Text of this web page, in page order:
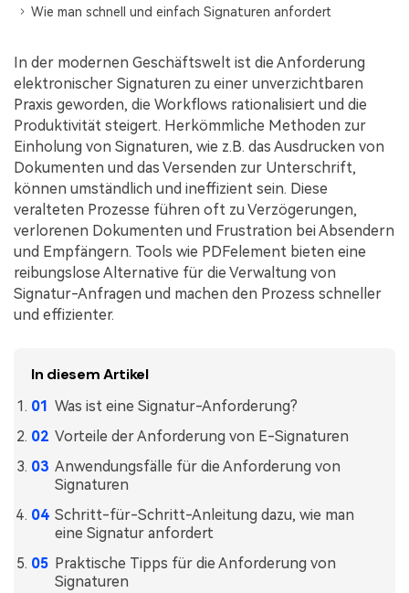
PDF OCR
PDF freigeben
eSign PDFs rechtmäßig
Branchen
Bildung
IT-Dienstleistung
Rechtliches
Gesundheitswesen
Freiberufler
Alle PDF-Funktionen
Kontakt zum Support
Benutzerhandbuch
PDFelement für Windows
PDFelement für Mac
PDFelement für iOS
PDFelement für Android
Mehr erfahren
Bewertungen
Sehen Sie, was unsere Nutzer sagen.
Bearbeiten, Drucken und Anpassen von kostenlosen Vorlagen.
PDF-Wissen
PDF-bezogene Informationen, die Sie benötigen.
Download-Zentrum
Laden Sie die leistungsstärksten und einfachsten PDF-Tools
Wie man schnell und einfach Signaturen anfordert
In der modernen Geschäftswelt ist die Anforderung
elektronischer Signaturen zu einer unverzichtbaren
Praxis geworden, die Workflows rationalisiert und die
Produktivität steigert. Herkömmliche Methoden zur
Einholung von Signaturen, wie z.B. das Ausdrucken von
Dokumenten und das Versenden zur Unterschrift,
können umständlich und ineffizient sein. Diese
veralteten Prozesse führen oft zu Verzögerungen,
verlorenen Dokumenten und Frustration bei Absendern
und Empfängern. Tools wie PDFelement bieten eine
reibungslose Alternative für die Verwaltung von
Signatur-Anfragen und machen den Prozess schneller
und effizienter.
In diesem Artikel
Was ist eine Signatur-Anforderung?
Vorteile der Anforderung von E-Signaturen
Anwendungsfälle für die Anforderung von
Signaturen
Schritt-für-Schritt-Anleitung dazu, wie man
eine Signatur anfordert
Praktische Tipps für die Anforderung von
Signaturen